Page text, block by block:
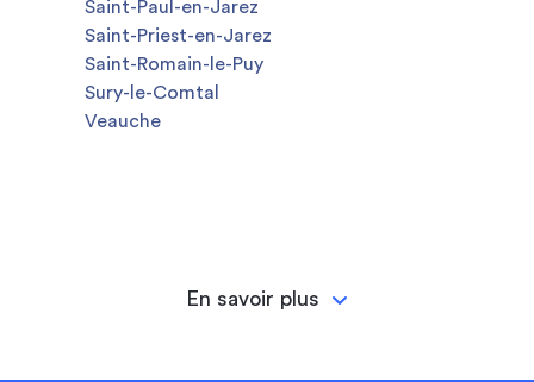
Saint-Paul-en-Jarez
Saint-Priest-en-Jarez
Saint-Romain-le-Puy
Sury-le-Comtal
Veauche
En savoir plus